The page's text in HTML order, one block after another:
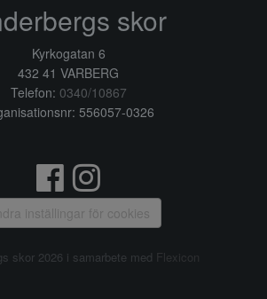
skor
Kyrkogatan 6
432 41 VARBERG
Telefon: 0340/10867
556057-0326
inställingar för cookies
skor 2026 i samarbete med Flexicon